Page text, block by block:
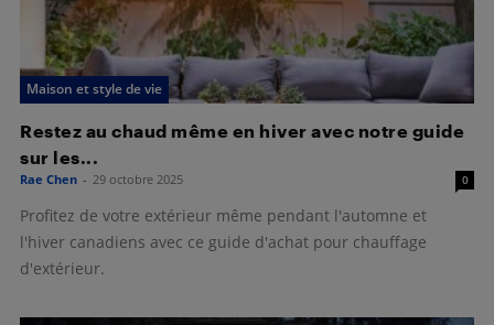
Maison et style de vie
Restez au chaud même en hiver avec notre guide
sur les...
Rae Chen - 29 octobre 2025 0
Profitez de votre extérieur même pendant l'automne et
l'hiver canadiens avec ce guide d'achat pour chauffage
d'extérieur.